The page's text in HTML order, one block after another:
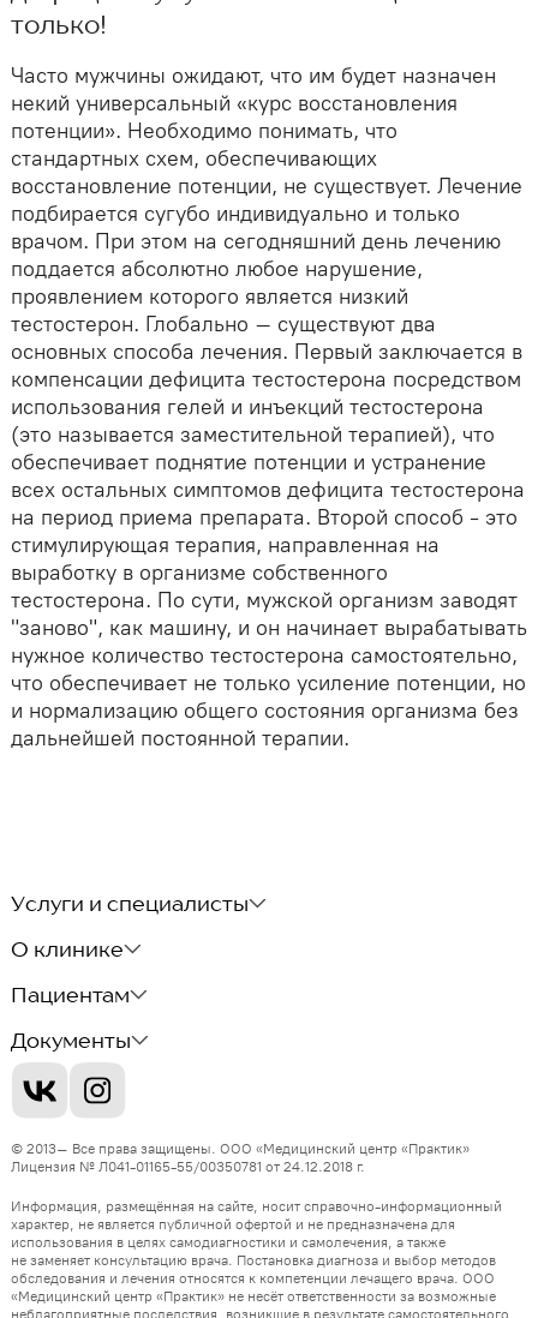
только!
Часто мужчины ожидают, что им будет назначен
некий универсальный «курс восстановления
потенции». Необходимо понимать, что
стандартных схем, обеспечивающих
восстановление потенции, не существует. Лечение
подбирается сугубо индивидуально и только
врачом. При этом на сегодняшний день лечению
поддается абсолютно любое нарушение,
проявлением которого является низкий
тестостерон. Глобально – существуют два
основных способа лечения. Первый заключается в
компенсации дефицита тестостерона посредством
использования гелей и инъекций тестостерона
(это называется заместительной терапией), что
обеспечивает поднятие потенции и устранение
всех остальных симптомов дефицита тестостерона
на период приема препарата. Второй способ - это
стимулирующая терапия, направленная на
выработку в организме собственного
тестостерона. По сути, мужской организм заводят
"заново", как машину, и он начинает вырабатывать
нужное количество тестостерона самостоятельно,
что обеспечивает не только усиление потенции, но
и нормализацию общего состояния организма без
дальнейшей постоянной терапии.
Услуги и специалисты
О клинике
Пациентам
Документы
© 2013– Все права защищены. ООО «Медицинский центр «Практик»
Лицензия № Л041-01165-55/00350781 от 24.12.2018 г.
Информация, размещённая на сайте, носит справочно-информационный
характер, не является публичной офертой и не предназначена для
использования в целях самодиагностики и самолечения, а также
не заменяет консультацию врача. Постановка диагноза и выбор методов
обследования и лечения относятся к компетенции лечащего врача. ООО
«Медицинский центр «Практик» не несёт ответственности за возможные
неблагоприятные последствия, возникшие в результате самостоятельного